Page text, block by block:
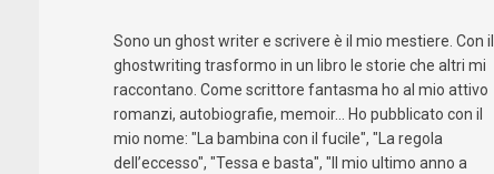
Sono un ghost writer e scrivere è il mio mestiere. Con il
ghostwriting trasformo in un libro le storie che altri mi
raccontano. Come scrittore fantasma ho al mio attivo
romanzi, autobiografie, memoir... Ho pubblicato con il
mio nome: "La bambina con il fucile", "La regola
dell’eccesso", "Tessa e basta", "Il mio ultimo anno a